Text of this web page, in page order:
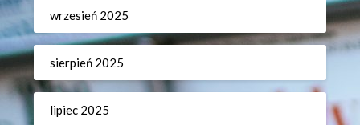
wrzesień 2025
sierpień 2025
lipiec 2025